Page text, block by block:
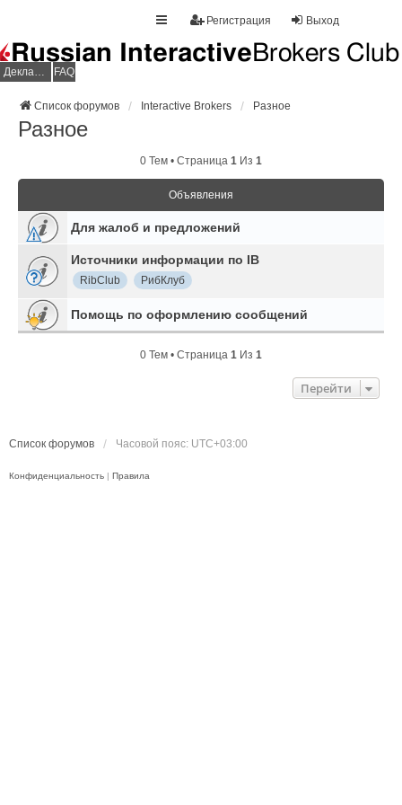
Выход
Регистрация
Декларация НДФЛ FAQ
Список форумов Interactive Brokers Разное
Разное
0 Тем • Страница 1 Из 1
Объявления
Для жалоб и предложений
Источники информации по IB
RibClub РибКлуб
Помощь по оформлению сообщений
0 Тем • Страница 1 Из 1
Перейти
Список форумов Часовой пояс: UTC+03:00
Конфиденциальность | Правила